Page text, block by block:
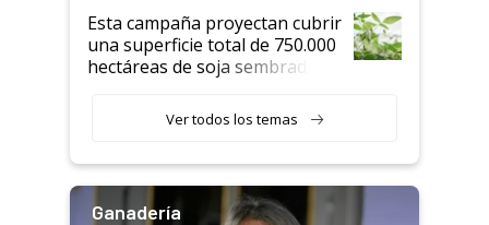
Esta campaña proyectan cubrir
una superficie total de 750.000
hectáreas de soja sembradas
variedades que marcan un
salto tecnológico en genética y
Ver todos los temas
Ganadería